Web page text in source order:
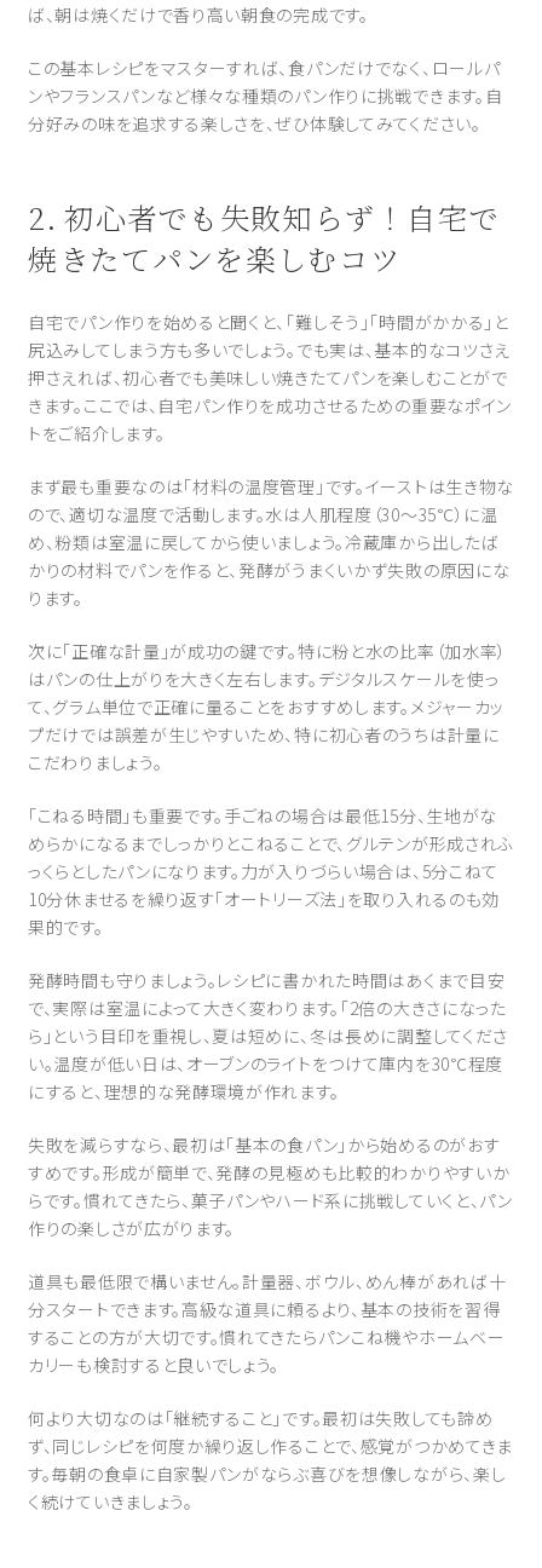
ば、朝は焼くだけで香り高い朝食の完成です。
この基本レシピをマスターすれば、食パンだけでなく、ロールパ
ンやフランスパンなど様々な種類のパン作りに挑戦できます。自
分好みの味を追求する楽しさを、ぜひ体験してみてください。
2. 初心者でも失敗知らず！自宅で
焼きたてパンを楽しむコツ
自宅でパン作りを始めると聞くと、「難しそう」「時間がかかる」と
尻込みしてしまう方も多いでしょう。でも実は、基本的なコツさえ
押さえれば、初心者でも美味しい焼きたてパンを楽しむことがで
きます。ここでは、自宅パン作りを成功させるための重要なポイン
トをご紹介します。
まず最も重要なのは「材料の温度管理」です。イーストは生き物な
ので、適切な温度で活動します。水は人肌程度（30〜35℃）に温
め、粉類は室温に戻してから使いましょう。冷蔵庫から出したば
かりの材料でパンを作ると、発酵がうまくいかず失敗の原因にな
ります。
次に「正確な計量」が成功の鍵です。特に粉と水の比率（加水率）
はパンの仕上がりを大きく左右します。デジタルスケールを使っ
て、グラム単位で正確に量ることをおすすめします。メジャーカッ
プだけでは誤差が生じやすいため、特に初心者のうちは計量に
こだわりましょう。
「こねる時間」も重要です。手ごねの場合は最低15分、生地がな
めらかになるまでしっかりとこねることで、グルテンが形成されふ
っくらとしたパンになります。力が入りづらい場合は、5分こねて
10分休ませるを繰り返す「オートリーズ法」を取り入れるのも効
果的です。
発酵時間も守りましょう。レシピに書かれた時間はあくまで目安
で、実際は室温によって大きく変わります。「2倍の大きさになった
ら」という目印を重視し、夏は短めに、冬は長めに調整してくださ
い。温度が低い日は、オーブンのライトをつけて庫内を30℃程度
にすると、理想的な発酵環境が作れます。
失敗を減らすなら、最初は「基本の食パン」から始めるのがおす
すめです。形成が簡単で、発酵の見極めも比較的わかりやすいか
らです。慣れてきたら、菓子パンやハード系に挑戦していくと、パン
作りの楽しさが広がります。
道具も最低限で構いません。計量器、ボウル、めん棒があれば十
分スタートできます。高級な道具に頼るより、基本の技術を習得
することの方が大切です。慣れてきたらパンこね機やホームベー
カリーも検討すると良いでしょう。
何より大切なのは「継続すること」です。最初は失敗しても諦め
ず、同じレシピを何度か繰り返し作ることで、感覚がつかめてきま
す。毎朝の食卓に自家製パンがならぶ喜びを想像しながら、楽し
く続けていきましょう。